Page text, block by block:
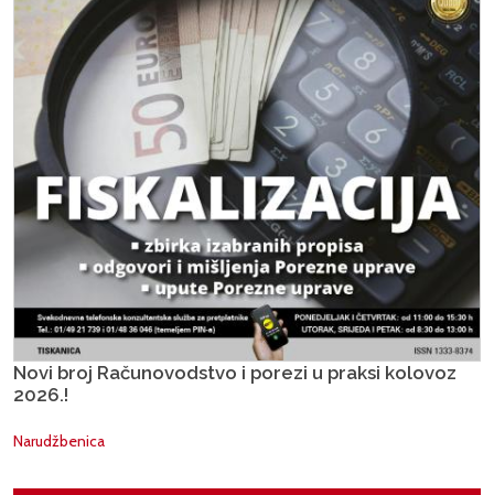
Novi broj Računovodstvo i porezi u praksi kolovoz
2026.!
Narudžbenica